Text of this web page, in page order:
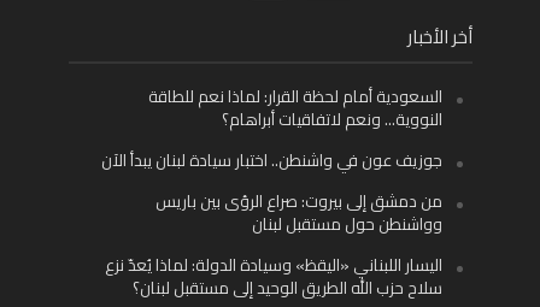
أخر الأخبار
السعودية أمام لحظة القرار: لماذا نعم للطاقة
النووية… ونعم لاتفاقيات أبراهام؟
جوزيف عون في واشنطن.. اختبار سيادة لبنان يبدأ الآن
من دمشق إلى بيروت: صراع الرؤى بين باريس
وواشنطن حول مستقبل لبنان
اليسار اللبناني «اليقظ» وسيادة الدولة: لماذا يُعدّ نزع
سلاح حزب الله الطريق الوحيد إلى مستقبل لبنان؟